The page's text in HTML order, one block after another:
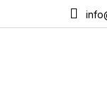
Obchodné